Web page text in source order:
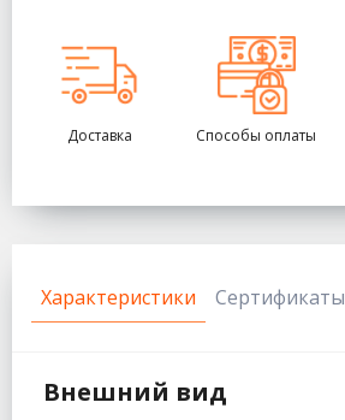
Доставка Способы оплаты
Характеристики Сертификаты
Внешний вид